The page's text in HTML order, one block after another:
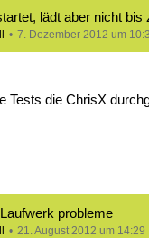
lädt aber nicht
7. Dezember 2012 um
Tests die ChrisX
probleme
21. August 2012 um 14:29